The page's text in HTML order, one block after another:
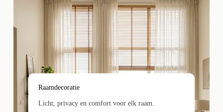
Raamdecoratie
Licht, privacy en comfort voor elk raam.